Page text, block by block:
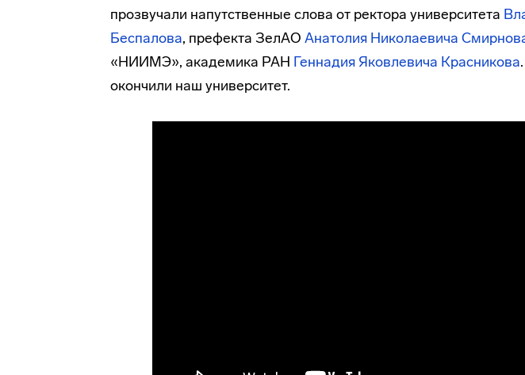
прозвучали напутственные слова от ректора университета
Беспалова, префекта ЗелАО Анатолия Николаевича
«НИИМЭ», академика РАН Геннадия Яковлевича Красникова
окончили наш университет.